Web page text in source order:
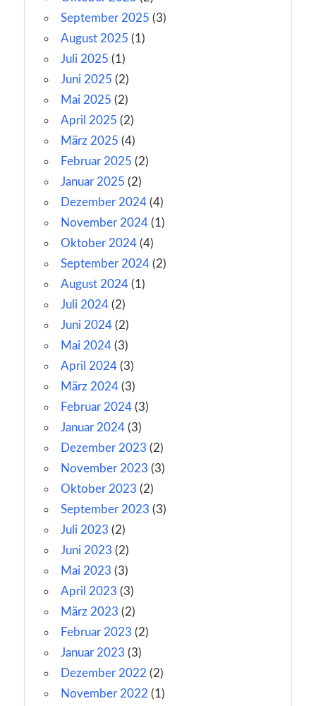
September 2025 (3)
August 2025 (1)
Juli 2025 (1)
Juni 2025 (2)
Mai 2025 (2)
April 2025 (2)
März 2025 (4)
Februar 2025 (2)
Januar 2025 (2)
Dezember 2024 (4)
November 2024 (1)
Oktober 2024 (4)
September 2024 (2)
August 2024 (1)
Juli 2024 (2)
Juni 2024 (2)
Mai 2024 (3)
April 2024 (3)
März 2024 (3)
Februar 2024 (3)
Januar 2024 (3)
Dezember 2023 (2)
November 2023 (3)
Oktober 2023 (2)
September 2023 (3)
Juli 2023 (2)
Juni 2023 (2)
Mai 2023 (3)
April 2023 (3)
März 2023 (2)
Februar 2023 (2)
Januar 2023 (3)
Dezember 2022 (2)
November 2022 (1)